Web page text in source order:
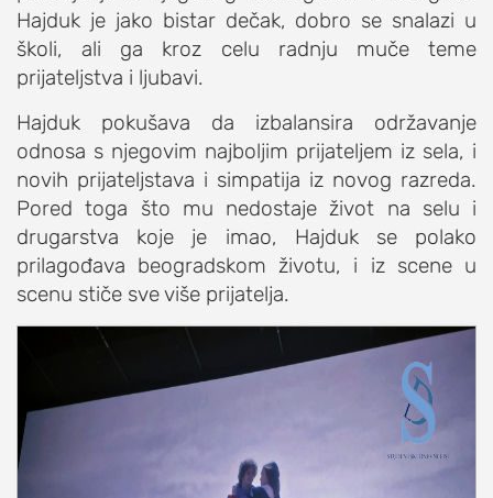
o nama
impresum
kontakt
Hajduk je jako bistar dečak, dobro se snalazi u
školi, ali ga kroz celu radnju muče teme
prijateljstva i ljubavi.
Hajduk pokušava da izbalansira održavanje
odnosa s njegovim najboljim prijateljem iz sela, i
novih prijateljstava i simpatija iz novog razreda.
Pored toga što mu nedostaje život na selu i
drugarstva koje je imao, Hajduk se polako
prilagođava beogradskom životu, i iz scene u
scenu stiče sve više prijatelja.